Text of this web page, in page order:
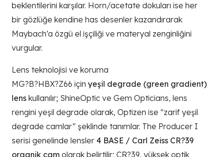
beklentilerini karşılar. Horn/acetate dokuları ise her
bir gözlüğe kendine has desenler kazandırarak
Maybach’a özgü el işçiliği ve materyal zenginliğini
vurgular.
Lens teknolojisi ve koruma
MG?B?HBX?Z66 için yeşil degrade (green gradient)
lens kullanılır; ShineOptic ve Gem Opticians, lens
rengini yeşil degrade olarak, Optizen ise “zarif yeşil
degrade camlar” şeklinde tanımlar. The Producer I
serisi genelinde lensler 4 BASE / Carl Zeiss CR?39
organik cam olarak belirtilir; CR?39, yüksek optik